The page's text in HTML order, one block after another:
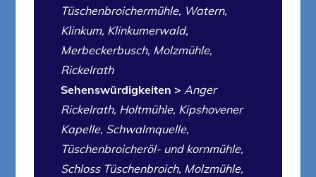
Tüschenbroichermühle, Watern,
Klinkum, Klinkumerwald,
Merbeckerbusch, Molzmühle,
Rickelrath
Sehenswürdigkeiten >Anger
Rickelrath, Holtmühle, Kipshovener
Kapelle, Schwalmquelle,
Tüschenbroicheröl- und kornmühle,
Schloss Tüschenbroich, Molzmühle,